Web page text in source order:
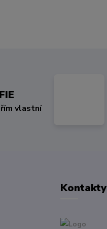
vlastní
Kontakty